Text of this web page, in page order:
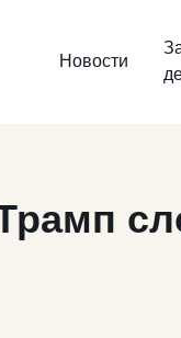
Новости